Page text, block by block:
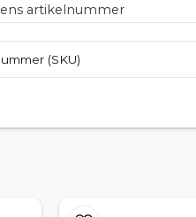
artikelnummer
(SKU)